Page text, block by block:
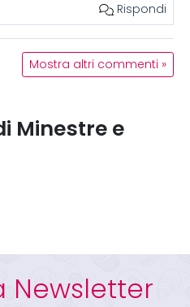
Rispondi
Mostra altri commenti »
Minestre e
Newsletter